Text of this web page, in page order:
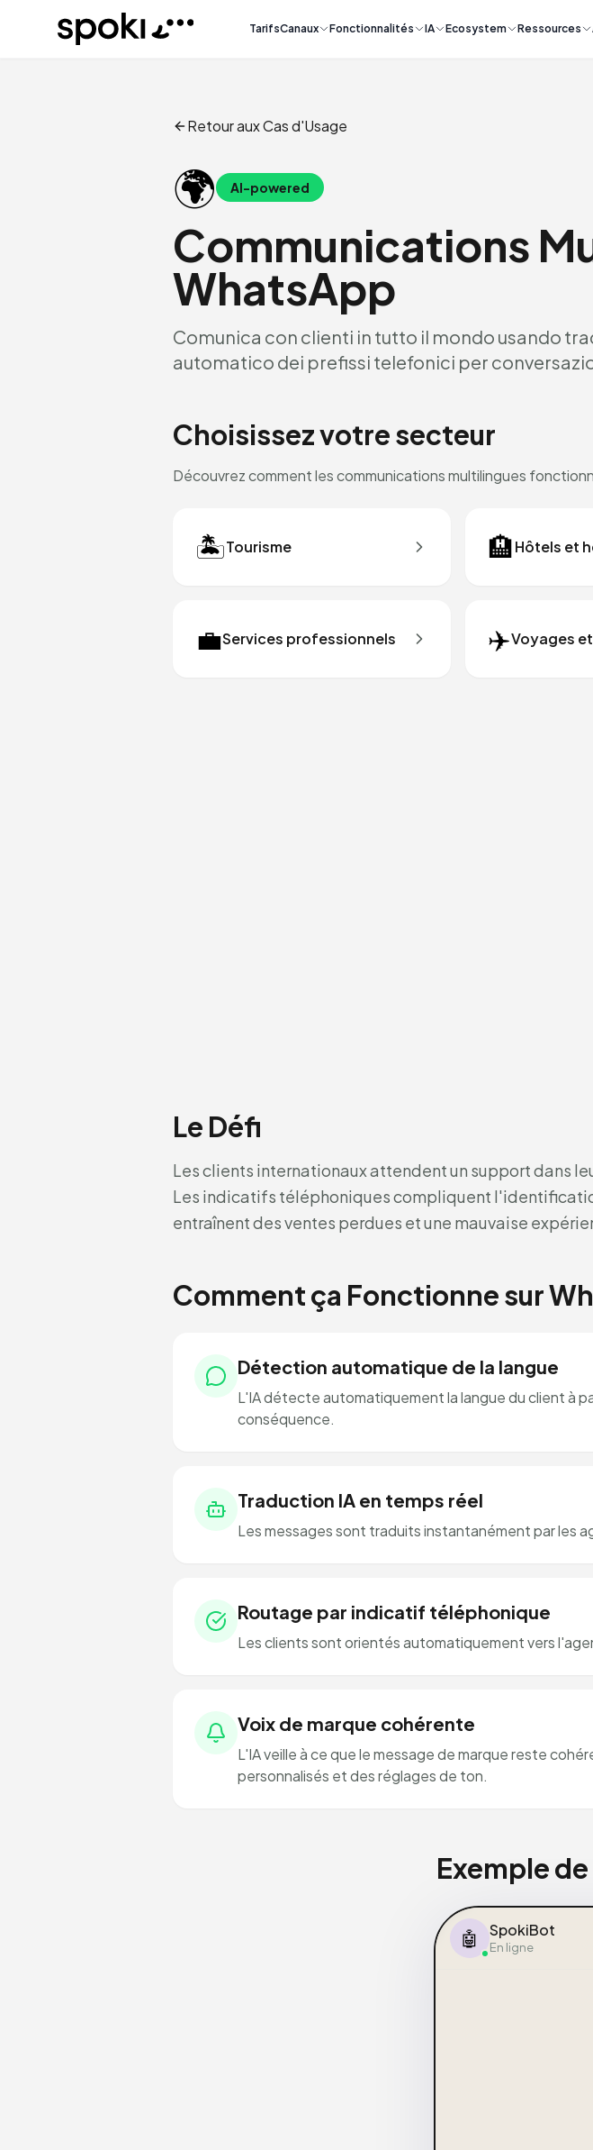
Spoki TarifsCanaux Fonctionnalités IA Ecosystem Ressources
Retour aux Cas d'Usage
🌍 AI-powered
Communications
WhatsApp
Comunica con clienti in tutto il mondo usando
automatico dei prefissi telefonici per
Choisissez votre secteur
Découvrez comment les communications multilingues
🏝️Tourisme 🏨Hôtels et
💼Services professionnels ✈️Voyages
Le Défi
Les clients internationaux attendent un support dans
Les indicatifs téléphoniques compliquent
entraînent des ventes perdues et une mauvaise
Comment ça Fonctionne sur
Détection automatique de la langue
L'IA détecte automatiquement la langue du client à
conséquence.
Traduction IA en temps réel
Les messages sont traduits instantanément par les
Routage par indicatif téléphonique
Les clients sont orientés automatiquement vers
Voix de marque cohérente
L'IA veille à ce que le message de marque reste
personnalisés et des réglages de ton.
Exemple
🤖 SpokiBot
En ligne